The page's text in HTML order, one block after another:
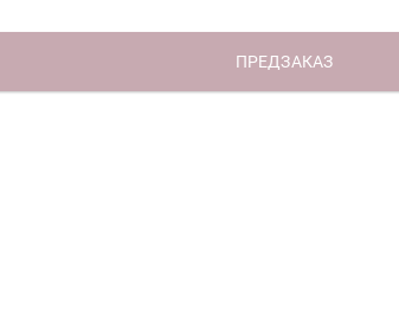
ПРЕДЗАКАЗ